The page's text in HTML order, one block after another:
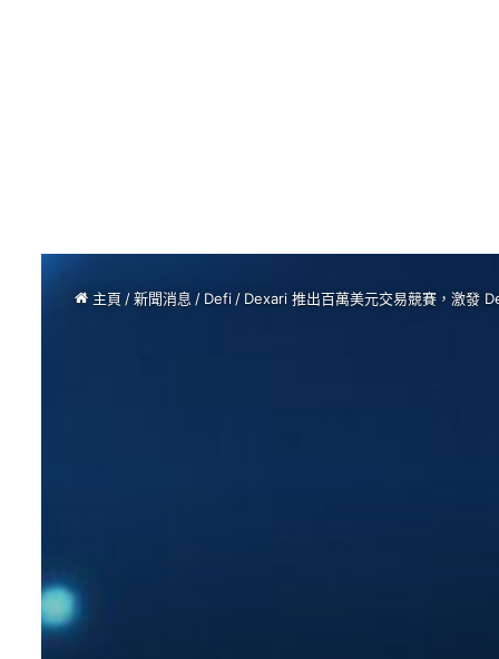
主頁 /新聞消息 / Defi / Dexari 推出百萬美元交易競賽，激發